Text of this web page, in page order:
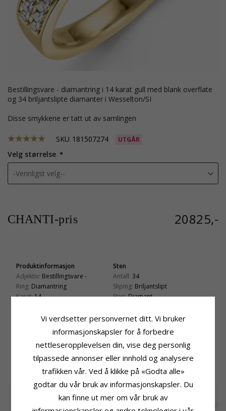
bestillingsvare - diamantring i 14 karat gull med blank overflate
og 34 briljantslipte diamanter i Wesselton/SI
Disse smykkene er tatt ut av samlingen
SKU 181507274 UTGÅR
Velg størrelse
CHANTI-pris 20825,-
Produktinformasjon
Adjektiv: Bestillingsvare -
Ring: Diamantring
Karat:14
Overflate:Blank
Sten
Antall: 34
Sliping: Briljantslipt
Sten:Diamant
Diamantklarhet:SI
0,32
Ringskinne
Fatning
BESLEKTEDE PRODUKTER
Vi verdsetter personvernet ditt. Vi bruker
informasjonskapsler for å forbedre
nettleseropplevelsen din, vise deg personlig
tilpassede annonser eller innhold og analysere
trafikken vår. Ved å klikke på «Godta alle»
godtar du vår bruk av informasjonskapsler. Du
kan finne ut mer om vår bruk av